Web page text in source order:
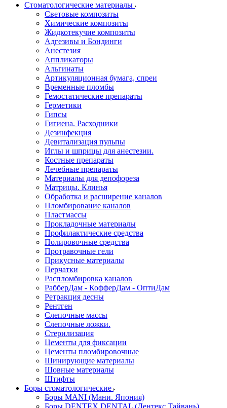
Стоматологические материалы
Световые композиты
Химические композиты
Жидкотекучие композиты
Адгезивы и Бондинги
Анестезия
Аппликаторы
Альгинаты
Артикуляционная бумага, спреи
Временные пломбы
Гемостатические препараты
Герметики
Гипсы
Гигиена. Расходники
Дезинфекция
Девитализация пульпы
Иглы и шприцы для анестезии.
Костные препараты
Лечебные препараты
Материалы для депофореза
Матрицы. Клинья
Обработка и расширение каналов
Пломбирование каналов
Пластмассы
Прокладочные материалы
Профилактические средства
Полировочные средства
Протравочные гели
Прикусные материалы
Перчатки
Распломбировка каналов
РабберДам - КофферДам - ОптиДам
Ретракция десны
Рентген
Слепочные массы
Слепочные ложки.
Стерилизация
Цементы для фиксации
Цементы пломбировочные
Шинирующие материалы
Шовные материалы
Штифты
Боры стоматологические
Боры MANI (Мани. Япония)